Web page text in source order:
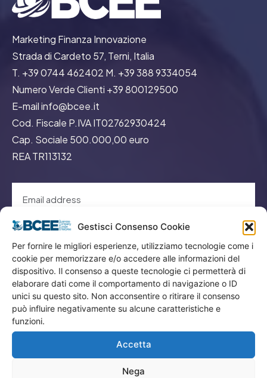
Gestisci Consenso Cookie
Per fornire le migliori esperienze, utilizziamo tecnologie come i
cookie per memorizzare e/o accedere alle informazioni del
dispositivo. Il consenso a queste tecnologie ci permetterà di
elaborare dati come il comportamento di navigazione o ID
unici su questo sito. Non acconsentire o ritirare il consenso
può influire negativamente su alcune caratteristiche e
funzioni.
Accetta
Nega
Marketing Finanza Innovazione
Strada di Cardeto 57, Terni, Italia
T. +39 0744 462402 M. +39 388 9334054
Numero Verde Clienti +39 800129500
E-mail info@bcee.it
Cod. Fiscale P.IVA IT02762930424
Cap. Sociale 500.000,00 euro
REA TR113132
Menù
Privacy
Termini Utilizzo
Iscrizione Newsletter